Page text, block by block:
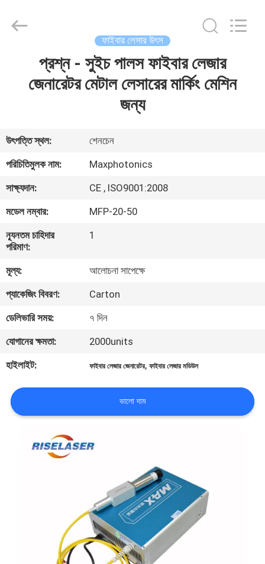
ভিআর
শো
আমাদের
সম্পর্কে
ভ্রমণ
মান
নিয়ন্ত্রণ
যোগাযোগ
করুন
РУССКИЙ
Technology
ফাইবার লেসার উৎস
প্রশ্ন - সুইচ পালস ফাইবার লেজার
জেনারেটর মেটাল লেসারের মার্কিং মেশিন
জন্য
উৎপত্তি স্থল:
শেনচেন
পরিচিতিমুলক নাম:
Maxphotonics
সাক্ষ্যদান:
CE , ISO9001:2008
মডেল নম্বার:
MFP-20-50
ন্যূনতম চাহিদার
পরিমাণ:
1
মূল্য:
আলোচনা সাপেক্ষে
প্যাকেজিং বিবরণ:
Carton
ডেলিভারি সময়:
৭ দিন
যোগানের ক্ষমতা:
2000units
হাইলাইট:
ফাইবার লেজার জেনারেটর,ফাইবার লেজার মডিউল
ভালো দাম